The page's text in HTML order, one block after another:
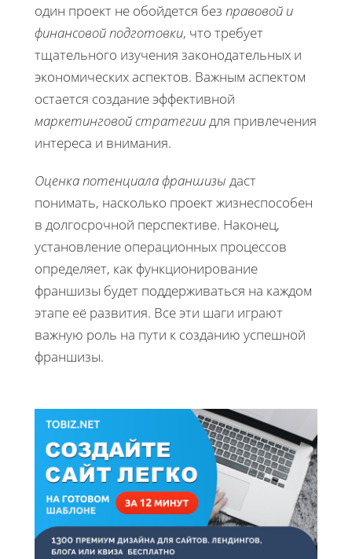
один проект не обойдется без правовой и
финансовой подготовки, что требует
тщательного изучения законодательных и
экономических аспектов. Важным аспектом
остается создание эффективной
маркетинговой стратегиидля привлечения
интереса и внимания.
Оценка потенциала франшизы даст
понимать, насколько проект жизнеспособен
в долгосрочной перспективе. Наконец,
установление операционных процессов
определяет, как функционирование
франшизы будет поддерживаться на каждом
этапе её развития. Все эти шаги играют
важную роль на пути к созданию успешной
франшизы.